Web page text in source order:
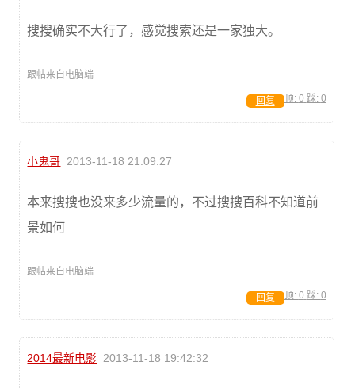
搜搜确实不大行了，感觉搜索还是一家独大。
跟帖来自电脑端
顶: 0 踩: 0
回复
小鬼哥 2013-11-18 21:09:27
本来搜搜也没来多少流量的，不过搜搜百科不知道前
景如何
跟帖来自电脑端
顶: 0 踩: 0
回复
2014最新电影 2013-11-18 19:42:32